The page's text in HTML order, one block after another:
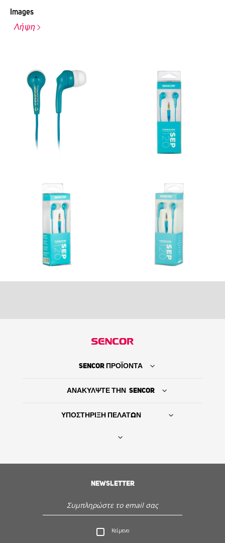
Εξυπηρέτηση - Υποστήριξη πελατών
Images
Λήψη
SENCOR ΠΡΟΪΟΝΤΑ
ΑΝΑΚΥΛΨΤΕ ΤΗΝ SENCOR
ΥΠΟΣΤΗΡΙΞΗ ΠΕΛΑΤΩΝ
NEWSLETTER
Κείμενο